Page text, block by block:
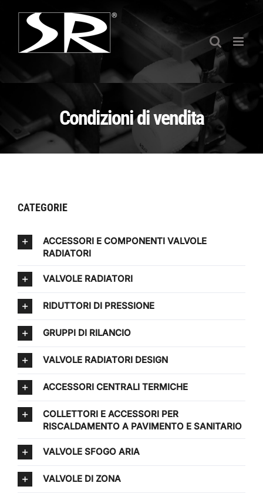
contenuto
Condizioni di vendita
CATEGORIE
ACCESSORI E COMPONENTI VALVOLE
RADIATORI
VALVOLE RADIATORI
RIDUTTORI DI PRESSIONE
GRUPPI DI RILANCIO
VALVOLE RADIATORI DESIGN
ACCESSORI CENTRALI TERMICHE
COLLETTORI E ACCESSORI PER
RISCALDAMENTO A PAVIMENTO E SANITARIO
VALVOLE SFOGO ARIA
VALVOLE DI ZONA